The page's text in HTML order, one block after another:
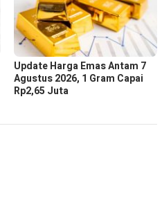
Update Harga Emas Antam 7
Agustus 2026, 1 Gram Capai
Rp2,65 Juta